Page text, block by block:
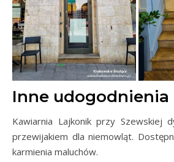
Inne udogodnienia
Kawiarnia Lajkonik przy Szewskiej
przewijakiem dla niemowląt.
karmienia maluchów.